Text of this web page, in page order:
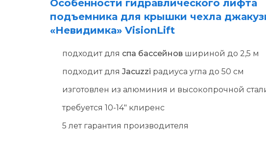
Особенности гидравлического лифта
подъемника для крышки чехла
«Невидимка» VisionLift
подходит для спа бассейнов шириной до 2,5 м
подходит для Jacuzzi радиуса угла до 50 см
изготовлен из алюминия и высокопрочной
требуется 10-14″ клиренс
5 лет гарантия производителя